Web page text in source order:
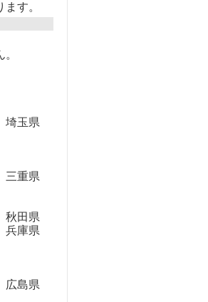
す。
埼玉県
重県
田県
兵庫県
広島県